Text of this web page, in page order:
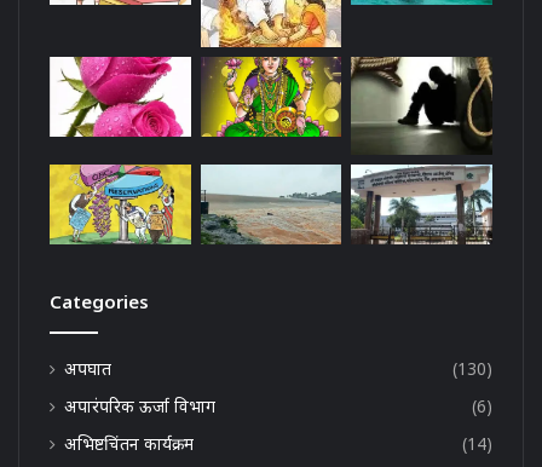
Categories
अपघात
(130)
अपारंपरिक ऊर्जा विभाग
(6)
अभिष्टचिंतन कार्यक्रम
(14)